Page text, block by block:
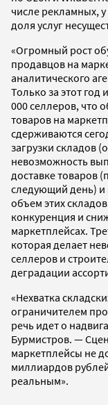
числе рекламных,
доля услуг
«Огромный рост
продавцов на
аналитического
Только за этот год
000 селлеров, что
товаров на
сдерживаются
загрузки складов
невозможность
доставке товаров
следующий день) и
объем этих
конкуренция и
маркетплейсах.
которая делает
селлеров и
деградации
«Нехватка
ограничителем
речь идет о
Бурмистров. —
маркетплейсы не
миллиардов
реальным».